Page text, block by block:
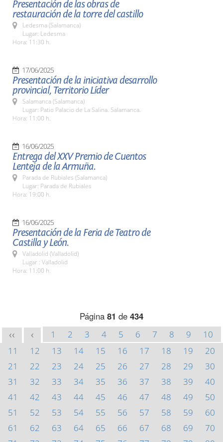
Presentación de las obras de
restauración de la torre del castillo
Ledesma (Salamanca)
Lugar: Ledesma
Hora: 11:30 h.
17/06/2025
Presentación de la iniciativa desarrollo
provincial, Territorio Líder
Salamanca (Salamanca)
Lugar: Patio Palacio de La Salina. Salamanca.
Hora: 11:00 h.
16/06/2025
Entrega del XXV Premio de Cuentos
Lenteja de la Armuña.
Parada de Rubiales (Salamanca)
Lugar: Parada de Rubiales
Hora: 19:00 h.
16/06/2025
Presentación de la Feria de Teatro de
Castilla y León.
Valladolid (Valladolid)
Lugar : Valladolid
Hora: 11:00 h.
Página 81 de 434
<< < 1 2 3 4 5 6 7 8 9
10
11
12 13 14 15 16 17 18 19
20
21
22 23 24 25 26 27 28 29
30
31
32 33 34 35 36 37 38 39
40
41
42 43 44 45 46 47 48 49
50
51
52 53 54 55 56 57 58 59
60
61
62 63 64 65 66 67 68 69
70